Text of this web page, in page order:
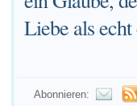
Liebe als
Abonnieren: